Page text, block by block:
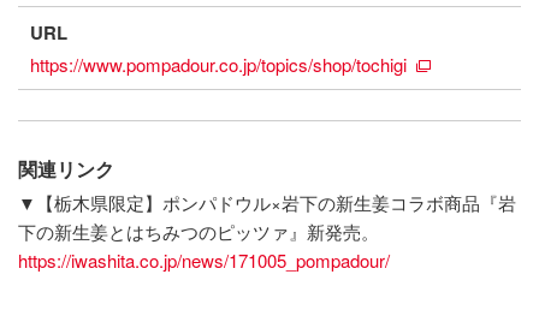
URL
https://www.pompadour.co.jp/topics/shop/tochigi
関連リンク
▼【栃木県限定】ポンパドウル×岩下の新生姜コラボ商品『岩
下の新生姜とはちみつのピッツァ』新発売。
https://iwashita.co.jp/news/171005_pompadour/